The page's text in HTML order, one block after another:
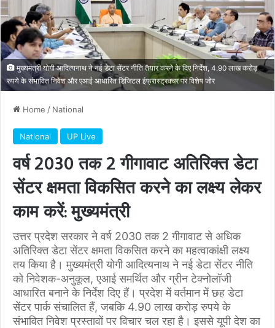
मुख्यमंत्री योगी आदित्यनाथ ने नई डेटा सेंटर नीति तैयार करने के दिए निर्देश, 4.90 लाख करोड़
रुपये के संभावित निवेश और एआई आधारित डिजिटल इंफ्रास्ट्रक्चर पर विशेष जोर
Home / National
National UP Live
वर्ष 2030 तक 2 गीगावाट अतिरिक्त डेटा
सेंटर क्षमता विकसित करने का लक्ष्य लेकर
काम करें: मुख्यमंत्री
उत्तर प्रदेश सरकार ने वर्ष 2030 तक 2 गीगावाट से अधिक
अतिरिक्त डेटा सेंटर क्षमता विकसित करने का महत्वाकांक्षी लक्ष्य
तय किया है। मुख्यमंत्री योगी आदित्यनाथ ने नई डेटा सेंटर नीति
को निवेशक-अनुकूल, एआई समर्थित और ग्रीन टेक्नोलॉजी
आधारित बनाने के निर्देश दिए हैं। प्रदेश में वर्तमान में छह डेटा
सेंटर पार्क संचालित हैं, जबकि 4.90 लाख करोड़ रुपये के
संभावित निवेश प्रस्तावों पर विचार चल रहा है। इससे यूपी देश का